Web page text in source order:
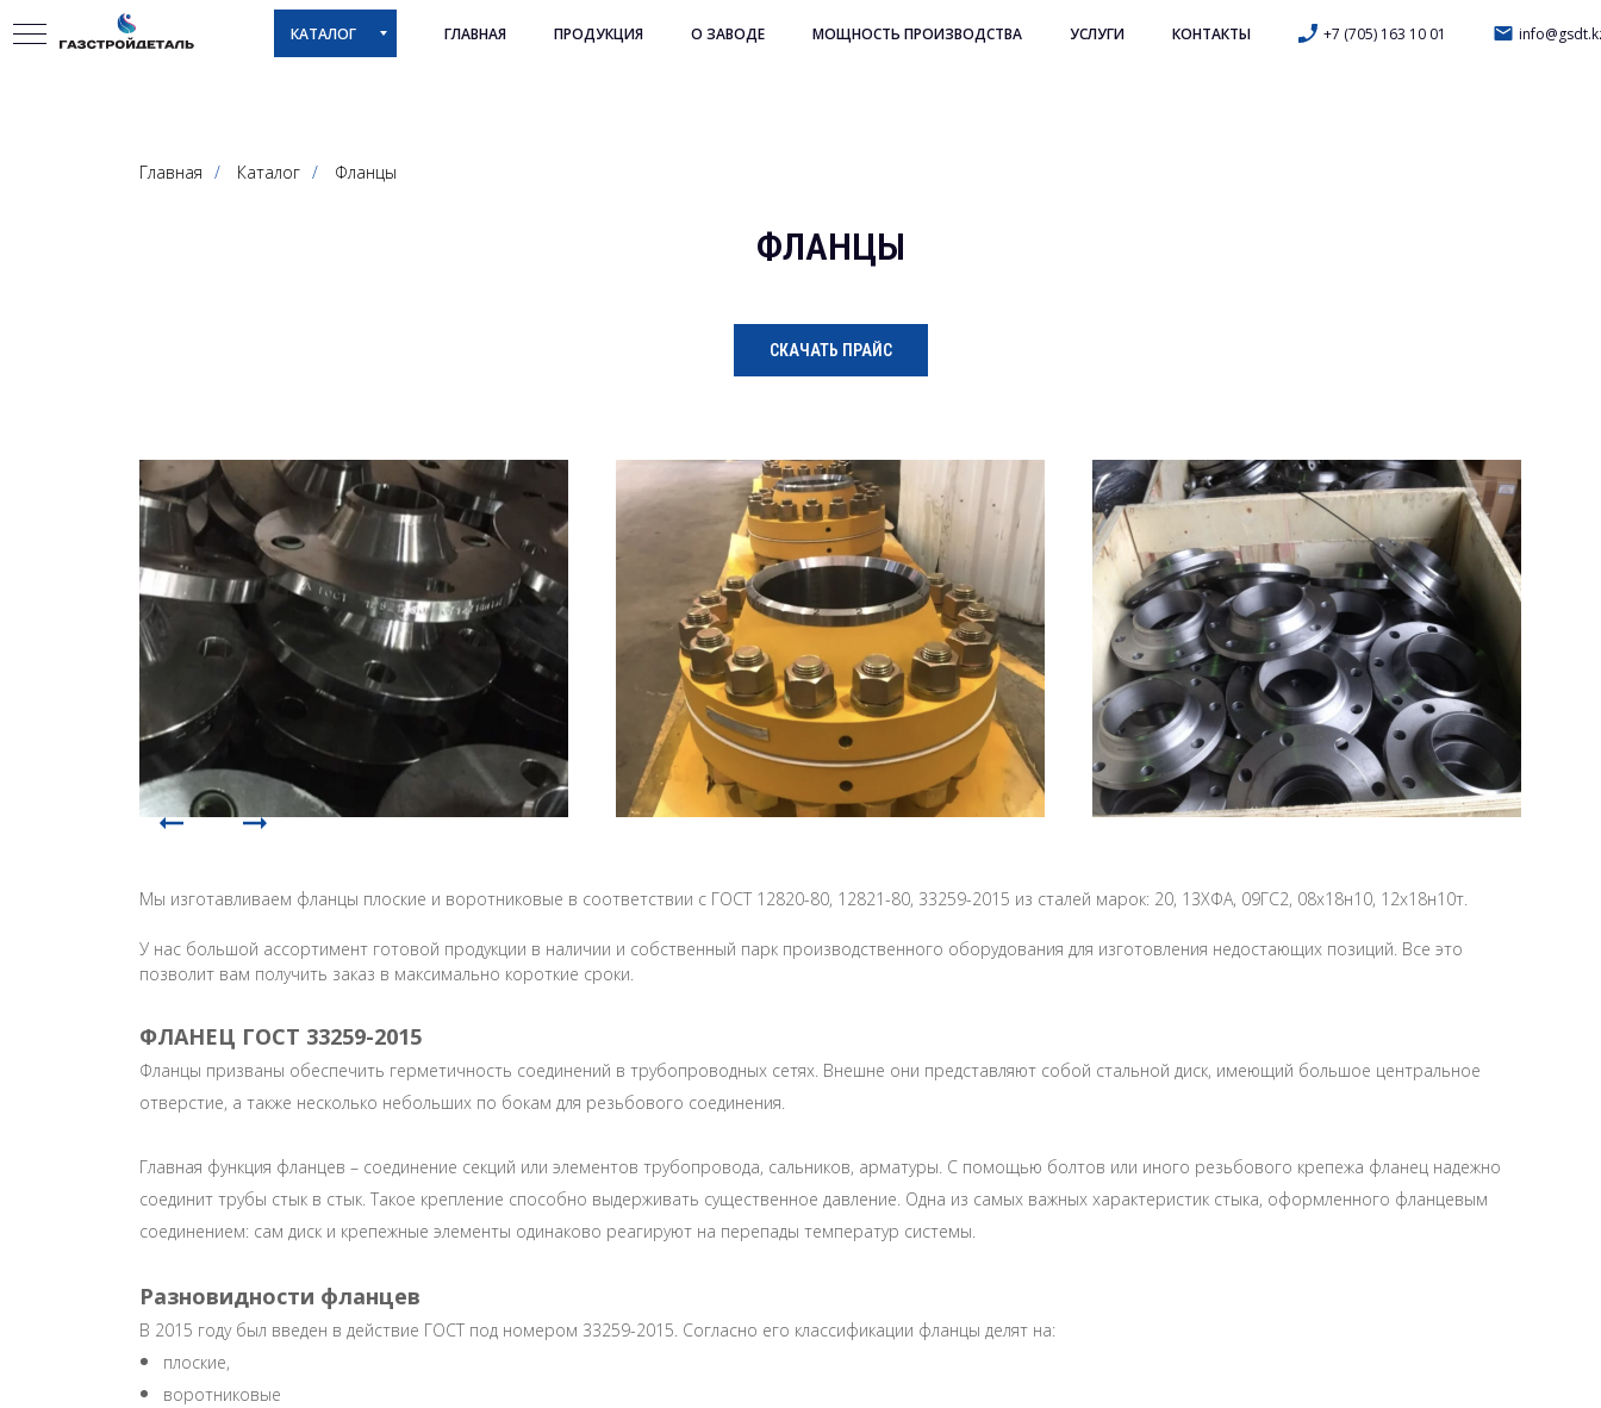
КАТАЛОГ ГЛАВНАЯ ПРОДУКЦИЯ О ЗАВОДЕ МОЩНОСТЬ ПРОИЗВОДСТВА УСЛУГИ КОНТАКТЫ +7 (705) 163 10 01
Главная / Каталог / Фланцы
ФЛАНЦЫ
СКАЧАТЬ ПРАЙС
Мы изготавливаем фланцы плоские и воротниковые в соответствии с ГОСТ 12820-80, 12821-80, 33259-2015 из сталей марок: 20, 13ХФА, 09ГС2, 08х18н10, 12х18н10т.
У нас большой ассортимент готовой продукции в наличии и собственный парк производственного оборудования для изготовления недостающих позиций. Все это
позволит вам получить заказ в максимально короткие сроки.
ФЛАНЕЦ ГОСТ 33259-2015
Фланцы призваны обеспечить герметичность соединений в трубопроводных сетях. Внешне они представляют собой стальной диск, имеющий большое центральное
отверстие, а также несколько небольших по бокам для резьбового соединения.
Главная функция фланцев – соединение секций или элементов трубопровода, сальников, арматуры. С помощью болтов или иного резьбового крепежа фланец надежно
соединит трубы стык в стык. Такое крепление способно выдерживать существенное давление. Одна из самых важных характеристик стыка, оформленного фланцевым
соединением: сам диск и крепежные элементы одинаково реагируют на перепады температур системы.
Разновидности фланцев
В 2015 году был введен в действие ГОСТ под номером 33259-2015. Согласно его классификации фланцы делят на:
плоские,
воротниковые